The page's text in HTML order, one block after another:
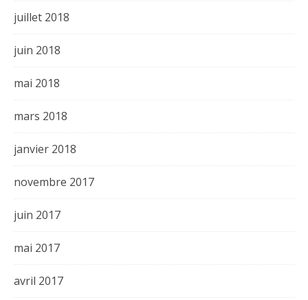
juillet 2018
juin 2018
mai 2018
mars 2018
janvier 2018
novembre 2017
juin 2017
mai 2017
avril 2017